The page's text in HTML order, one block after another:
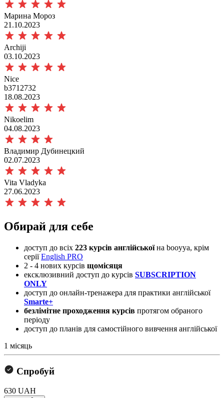
Марина Мороз
21.10.2023
Archiji
03.10.2023
Nice
b3712732
18.08.2023
Nikoelim
04.08.2023
Владимир Дубинецкий
02.07.2023
Vita Vladyka
27.06.2023
Обирай для себе
доступ до всіх 223 курсів англійськоїна booyya, крім
серіїEnglish PRO
​2 - 4 нових курсів щомісяця
ексклюзивний доступ до курсів SUBSCRIPTION
ONLY
доступ до онлайн-тренажера для практики англійської
Smarte+
безлімітне проходження курсів протягом обраного
періоду
доступ до планів для самостійного вивчення англійської
1 місяць
Спробуй
630 UAH